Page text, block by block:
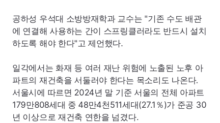
공하성 우석대 소방방재학과 교수는 "기존 수도 배관
에 연결해 사용하는 간이 스프링클러라도 반드시 설치
하도록 해야 한다"고 제언했다.
일각에서는 화재 등 여러 재난 위험에 노출된 노후 아
파트의 재건축을 서둘러야 한다는 목소리도 나온다.
서울시에 따르면 2024년 말 기준 서울의 전체 아파트
179만808세대 중 48만4천511세대(27.1％)가 준공 30
년 이상으로 재건축 연한을 넘겼다.